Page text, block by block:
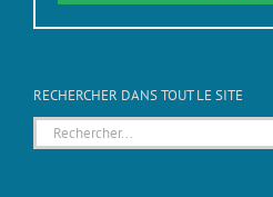
RECHERCHER DANS TOUT LE SITE
Rechercher: